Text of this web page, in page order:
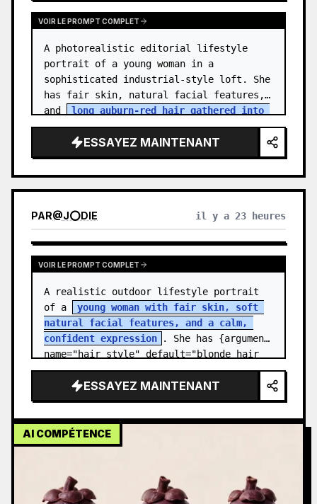
VOIR LE PROMPT COMPLET
A photorealistic editorial lifestyle
portrait of a young woman in a
sophisticated industrial-style loft. She
has fair skin, natural facial features,
and
long auburn-red hair gathered into
a relaxed low ponytail , with a fe…
ESSAYEZ MAINTENANT
PAR@J⭕DIE il y a 23 heures
VOIR LE PROMPT COMPLET
A realistic outdoor lifestyle portrait
of a
young woman with fair skin, soft
natural facial features, and a calm,
confident expression
. She has {argument
name="hair style" default="blonde hair
styled in a relaxed low ponytai…
ESSAYEZ MAINTENANT
AI COMPÉTENCE